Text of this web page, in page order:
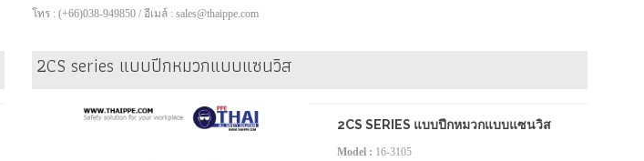
โทร : (+66)038-949850 / อีเมล์ : sales@thaippe.com
2CS series แบบปีกหมวกแบบแซนวิส
2CS SERIES แบบปีกหมวกแบบแซนวิส
Model : 16-3105